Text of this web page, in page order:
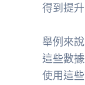
得到提升
舉例來
這些數
使用這